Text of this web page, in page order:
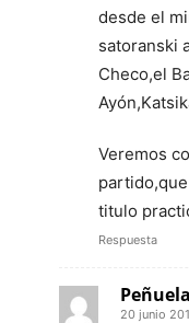
desde el
satoranski
Checo,el
Veremos
titulo
Respuesta
20 junio